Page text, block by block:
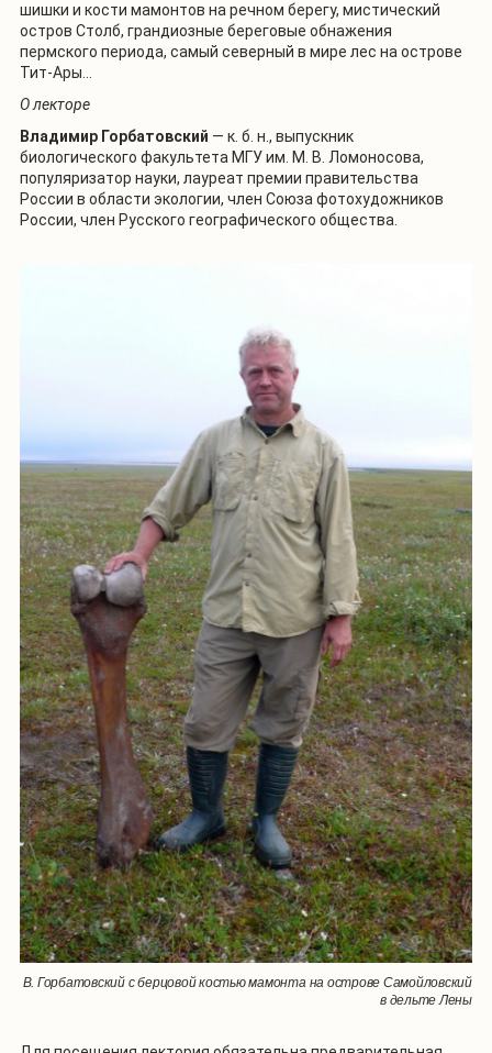
шишки и кости мамонтов на речном берегу, мистический
остров Столб, грандиозные береговые обнажения
пермского периода, самый северный в мире лес на острове
Тит-Ары…
О лекторе
Владимир Горбатовский — к. б. н., выпускник
биологического факультета МГУ им. М. В. Ломоносова,
популяризатор науки, лауреат премии правительства
России в области экологии, член Союза фотохудожников
России, член Русского географического общества.
В. Горбатовский с берцовой костью мамонта на острове Самойловский
в дельте Лены